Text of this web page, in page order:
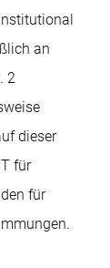
an
2
dieser
für
für